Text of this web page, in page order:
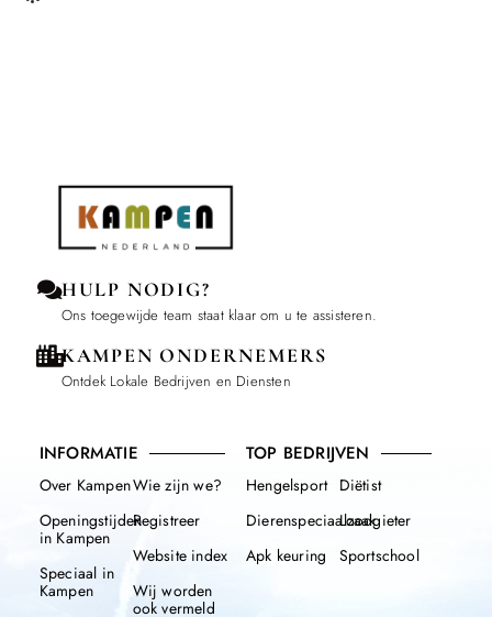
HULP NODIG?
Ons toegewijde team staat klaar om u te assisteren.
KAMPEN ONDERNEMERS
Ontdek Lokale Bedrijven en Diensten
INFORMATIE
Over Kampen
Openingstijden
in Kampen
Speciaal in
Kampen
Wie zijn we?
Registreer
Website index
Wij worden
ook vermeld
TOP BEDRIJVEN
Hengelsport
Dierenspeciaalzaak
Apk keuring
Diëtist
Loodgieter
Sportschool